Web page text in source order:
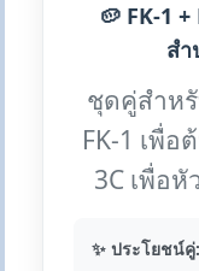
🥔 FK-1
สำ
ชุดคู่สำห
FK-1 เพื่อ
3C เพื่อ
✨ ประโยชน์คู่: